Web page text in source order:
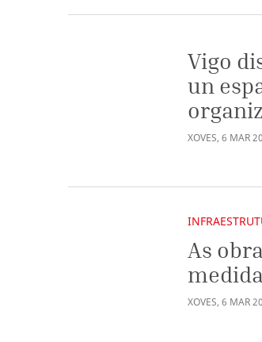
Vigo
un
XOVES,6 MAR
As
XOVES,6 MAR